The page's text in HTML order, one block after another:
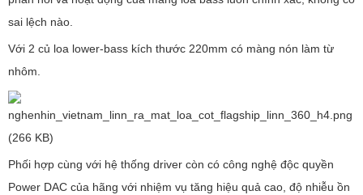
sai lệch nào.
Với 2 củ loa lower-bass kích thước 220mm có màng nón làm từ
nhôm.
Phối hợp cùng với hệ thống driver còn có công nghệ độc quyền
Power DAC của hãng với nhiệm vụ tăng hiệu quả cao, độ nhiễu ồn